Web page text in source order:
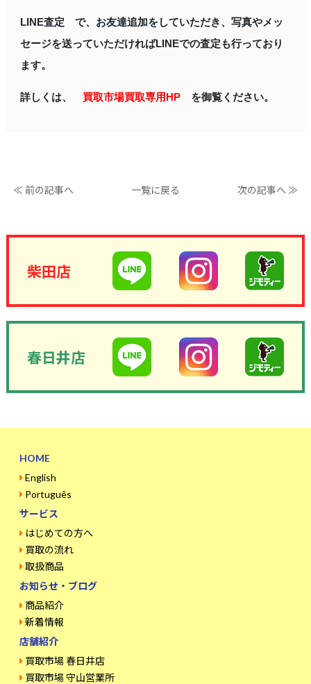
LINE査定 で、お友達追加をしていただき、写真やメッ
セージを送っていただければLINEでの査定も行っており
ます。
詳しくは、 買取市場買取専用HPを御覧ください。
≪ 前の記事へ 一覧に戻る 次の記事へ ≫
柴田店
春日井店
HOME
English
Português
サービス
はじめての方へ
買取の流れ
取扱商品
お知らせ・ブログ
商品紹介
新着情報
店舗紹介
買取市場 春日井店
買取市場 守山営業所